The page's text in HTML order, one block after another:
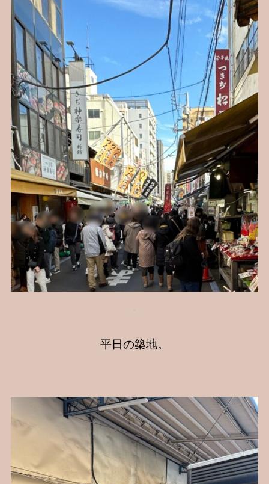
平日の築地。